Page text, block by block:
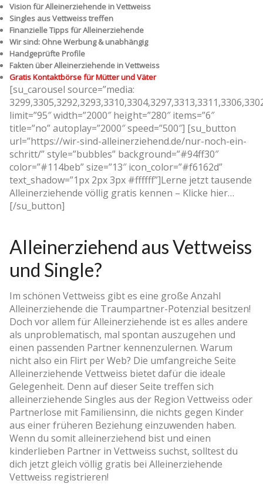
Vision für Alleinerziehende in Vettweiss
Singles aus Vettweiss treffen
Finanzielle Tipps für Alleinerziehende
Wir sind: Ohne Werbung & unabhängig
Handgeprüfte Profile
Fakten über Alleinerziehende in Vettweiss
Gratis Kontaktbörse für Mütter und Väter
[su_carousel source=”media:
limit=”95″ width=”2000″ height=”280″ items=”6″
title=”no” autoplay=”2000″ speed=”500″] [su_button
url=”https://wir-sind-alleinerziehend.de/nur-noch-ein-
schritt/” style=”bubbles” background=”#94ff30″
color=”#114beb” size=”13″ icon_color=”#f6162d”
text_shadow=”1px 2px 3px #ffffff”]Lerne jetzt tausende
Alleinerziehende völlig gratis kennen – Klicke hier…
[/su_button]
Alleinerziehend aus Vettweiss
und Single?
Im schönen Vettweiss gibt es eine große Anzahl
Alleinerziehende die Traumpartner-Potenzial besitzen!
Doch vor allem für Alleinerziehende ist es alles andere
als unproblematisch, mal spontan auszugehen und
einen passenden Partner kennenzulernen. Warum
nicht also ein Flirt per Web? Die umfangreiche Seite
Alleinerziehende Vettweiss bietet dafür die ideale
Gelegenheit. Denn auf dieser Seite treffen sich
alleinerziehende Singles aus der Region Vettweiss oder
Partnerlose mit Familiensinn, die nichts gegen Kinder
aus einer früheren Beziehung einzuwenden haben.
Wenn du somit alleinerziehend bist und einen
kinderlieben Partner in Vettweiss suchst, solltest du
dich jetzt gleich völlig gratis bei Alleinerziehende
Vettweiss registrieren!